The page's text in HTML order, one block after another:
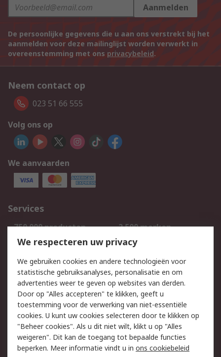
Aanmelden
De persoonlijke gegevens die u aan ons verstrekt bij het
aanmelden voor deze mailinglijst worden verwerkt in
overeenstemming met ons privacybeleid.
Neem contact op
023 51 66 555
Volg ons op
We aanvaarden
Services
750.000 producten
2.500 merken
Bestellen
Inkoopoplossingen
Track & Trace
Wettelijk
Cookiebeleid
Email veiligheid
Privacybeleid
Websitevoorwaarden
Algemene
verkoopvoorwaarden
We respecteren uw privacy
We gebruiken cookies en andere technologieën voor
statistische gebruiksanalyses, personalisatie en om
advertenties weer te geven op websites van derden.
Door op "Alles accepteren" te klikken, geeft u
toestemming voor de verwerking van niet-essentiële
cookies. U kunt uw cookies selecteren door te klikken op
"Beheer cookies". Als u dit niet wilt, klikt u op "Alles
weigeren". Dit kan de toegang tot bepaalde functies
beperken. Meer informatie vindt u in ons cookiebeleid